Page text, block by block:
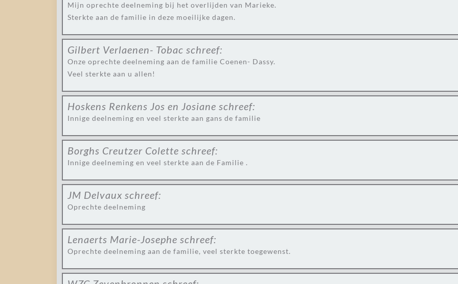
Mijn oprechte deelneming bij het overlijden van Marieke.
Sterkte aan de familie in deze moeilijke dagen.
Gilbert Verlaenen- Tobac schreef:
Onze oprechte deelneming aan de familie Coenen- Dassy.
Veel sterkte aan u allen!
Hoskens Renkens Jos en Josiane schreef:
Innige deelneming en veel sterkte aan gans de familie
Borghs Creutzer Colette schreef:
Innige deelneming en veel sterkte aan de Familie .
JM Delvaux schreef:
Oprechte deelneming
Lenaerts Marie-Josephe schreef:
Oprechte deelneming aan de familie, veel sterkte toegewenst.